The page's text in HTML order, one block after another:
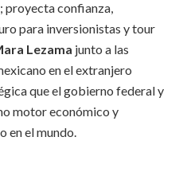
proyecta confianza,
para inversionistas y tour
Lezama junto a las
en el extranjero
que el gobierno federal y
motor económico y
en el mundo.